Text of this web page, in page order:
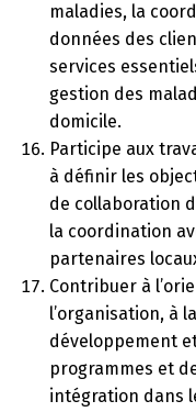
maladies, la
données des
services
gestion des
domicile.
Participe aux
à définir les
de collaboration
la coordination
partenaires
Contribuer à
l’organisation, à
développement
programmes et
intégration dans